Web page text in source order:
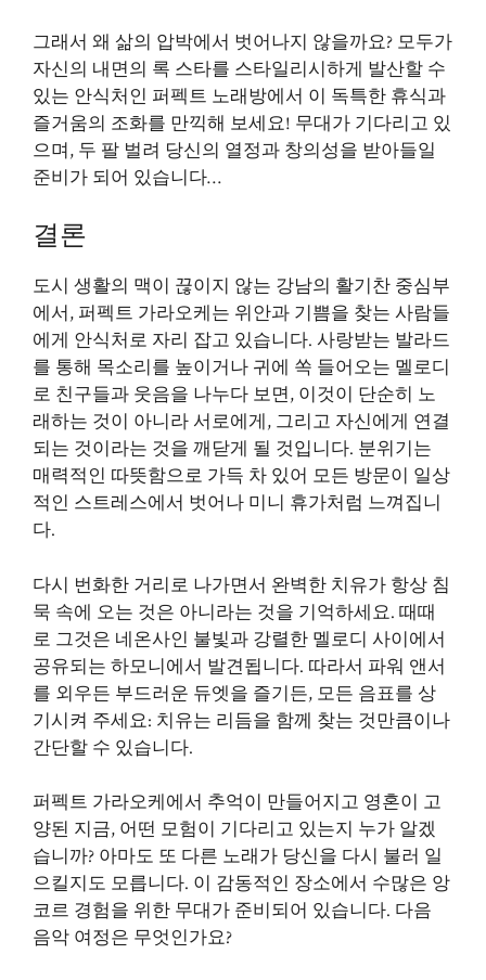
그래서 왜 삶의 압박에서 벗어나지 않을까요? 모두가
자신의 내면의 록 스타를 스타일리시하게 발산할 수
있는 안식처인 퍼펙트 노래방에서 이 독특한 휴식과
즐거움의 조화를 만끽해 보세요! 무대가 기다리고 있
으며, 두 팔 벌려 당신의 열정과 창의성을 받아들일
준비가 되어 있습니다…
결론
도시 생활의 맥이 끊이지 않는 강남의 활기찬 중심부
에서, 퍼펙트 가라오케는 위안과 기쁨을 찾는 사람들
에게 안식처로 자리 잡고 있습니다. 사랑받는 발라드
를 통해 목소리를 높이거나 귀에 쏙 들어오는 멜로디
로 친구들과 웃음을 나누다 보면, 이것이 단순히 노
래하는 것이 아니라 서로에게, 그리고 자신에게 연결
되는 것이라는 것을 깨닫게 될 것입니다. 분위기는
매력적인 따뜻함으로 가득 차 있어 모든 방문이 일상
적인 스트레스에서 벗어나 미니 휴가처럼 느껴집니
다.
다시 번화한 거리로 나가면서 완벽한 치유가 항상 침
묵 속에 오는 것은 아니라는 것을 기억하세요. 때때
로 그것은 네온사인 불빛과 강렬한 멜로디 사이에서
공유되는 하모니에서 발견됩니다. 따라서 파워 앤서
를 외우든 부드러운 듀엣을 즐기든, 모든 음표를 상
기시켜 주세요: 치유는 리듬을 함께 찾는 것만큼이나
간단할 수 있습니다.
퍼펙트 가라오케에서 추억이 만들어지고 영혼이 고
양된 지금, 어떤 모험이 기다리고 있는지 누가 알겠
습니까? 아마도 또 다른 노래가 당신을 다시 불러 일
으킬지도 모릅니다. 이 감동적인 장소에서 수많은 앙
코르 경험을 위한 무대가 준비되어 있습니다. 다음
음악 여정은 무엇인가요?